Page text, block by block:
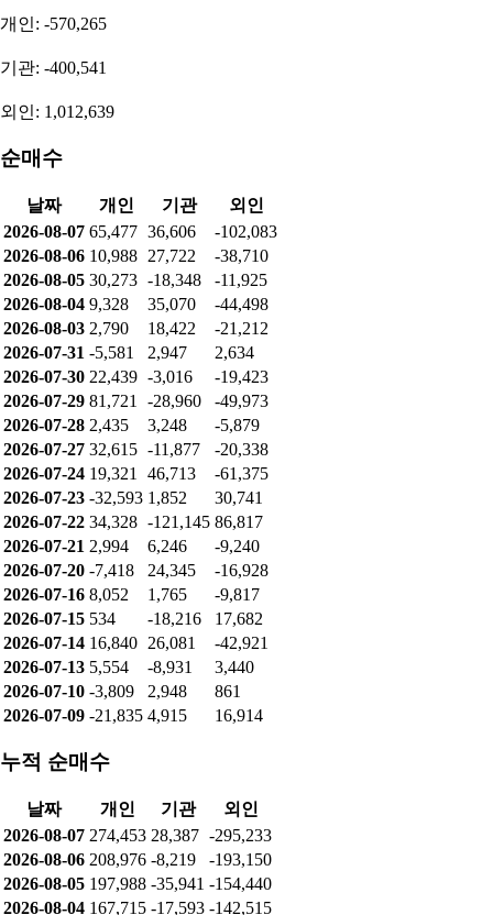
개인: -570,265
기관: -400,541
외인: 1,012,639
순매수
날짜 개인 기관
외인
2026-08-07 65,477 36,606
-102,083
2026-08-06 10,988 27,722
-38,710
2026-08-05 30,273 -18,348
-11,925
2026-08-04 9,328 35,070
-44,498
2026-08-03 2,790 18,422
-21,212
2026-07-31 -5,581 2,947
2,634
2026-07-30 22,439 -3,016
-19,423
2026-07-29 81,721 -28,960
-49,973
2026-07-28 2,435 3,248
-5,879
2026-07-27 32,615 -11,877
-20,338
2026-07-24 19,321 46,713
-61,375
2026-07-23 -32,593 1,852
30,741
2026-07-22 34,328 -121,145 86,817
2026-07-21 2,994 6,246
-9,240
2026-07-20 -7,418 24,345
-16,928
2026-07-16 8,052 1,765
-9,817
2026-07-15 534 -18,216
17,682
2026-07-14 16,840 26,081
-42,921
2026-07-13 5,554 -8,931
3,440
2026-07-10 -3,809 2,948
861
2026-07-09 -21,835 4,915 16,914
누적 순매수
날짜 개인 기관
외인
2026-08-07 274,453 28,387 -295,233
2026-08-06 208,976 -8,219
-193,150
2026-08-05 197,988 -35,941 -154,440
2026-08-04 167,715 -17,593 -142,515